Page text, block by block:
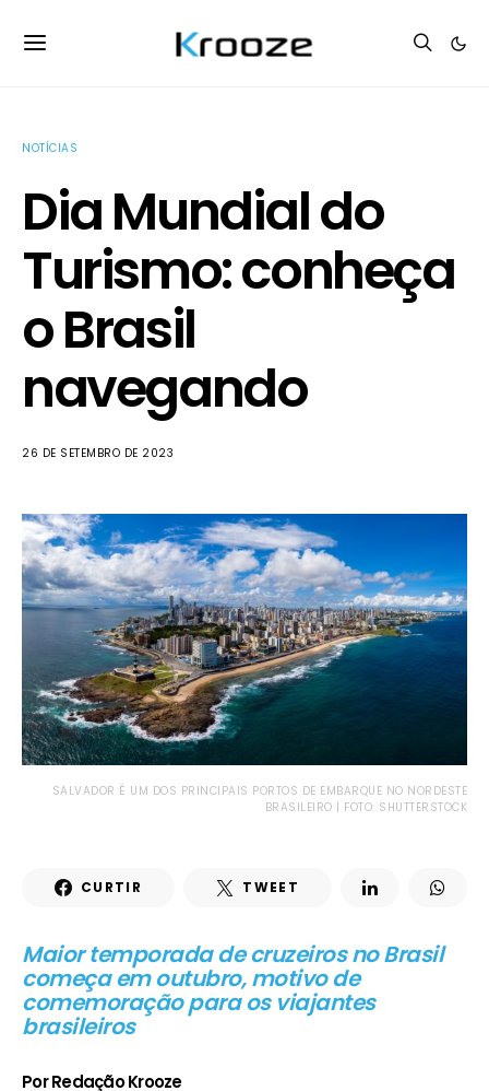
NOTÍCIAS
Dia Mundial do
Turismo: conheça
o Brasil
navegando
26 DE SETEMBRO DE 2023
SALVADOR É UM DOS PRINCIPAIS PORTOS DE EMBARQUE NO NORDESTE
BRASILEIRO | FOTO: SHUTTERSTOCK
CURTIR TWEET
Maior temporada de cruzeiros no Brasil
começa em outubro, motivo de
comemoração para os viajantes
brasileiros
Por Redação Krooze